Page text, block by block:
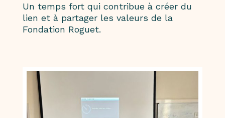
Un temps fort qui contribue à créer du
lien et à partager les valeurs de la
Fondation Roguet.